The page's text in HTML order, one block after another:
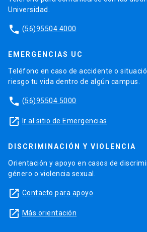
Universidad.
phone (56)95504 4000
EMERGENCIAS UC
Teléfono en caso de accidente o
riesgo tu vida dentro de algún campus.
phone (56)95504 5000
launch Ir al sitio de Emergencias
DISCRIMINACIÓN Y VIOLENCIA
Orientación y apoyo en casos de
género o violencia sexual.
launch Contacto para apoyo
launch Más orientación